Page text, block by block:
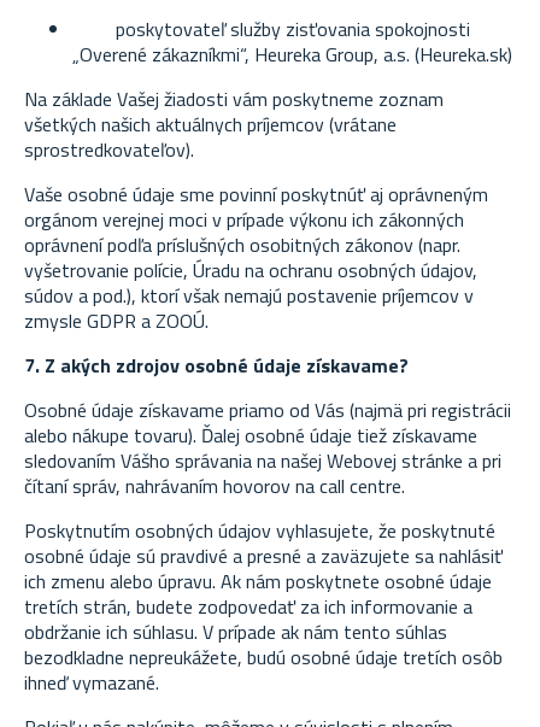
poskytovateľ služby zisťovania spokojnosti
„Overené zákazníkmi“, Heureka Group, a.s. (Heureka.sk)
Na základe Vašej žiadosti vám poskytneme zoznam
všetkých našich aktuálnych príjemcov (vrátane
sprostredkovateľov).
Vaše osobné údaje sme povinní poskytnúť aj oprávneným
orgánom verejnej moci v prípade výkonu ich zákonných
oprávnení podľa príslušných osobitných zákonov (napr.
vyšetrovanie polície, Úradu na ochranu osobných údajov,
súdov a pod.), ktorí však nemajú postavenie príjemcov v
zmysle GDPR a ZOOÚ.
7. Z akých zdrojov osobné údaje získavame?
Osobné údaje získavame priamo od Vás (najmä pri registrácii
alebo nákupe tovaru). Ďalej osobné údaje tiež získavame
sledovaním Vášho správania na našej Webovej stránke a pri
čítaní správ, nahrávaním hovorov na call centre.
Poskytnutím osobných údajov vyhlasujete, že poskytnuté
osobné údaje sú pravdivé a presné a zaväzujete sa nahlásiť
ich zmenu alebo úpravu. Ak nám poskytnete osobné údaje
tretích strán, budete zodpovedať za ich informovanie a
obdržanie ich súhlasu. V prípade ak nám tento súhlas
bezodkladne nepreukážete, budú osobné údaje tretích osôb
ihneď vymazané.